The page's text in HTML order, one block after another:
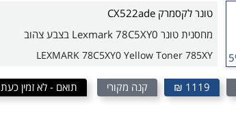
טונר לקסמרק CX522ade
מחסנית טונר Lexmark 78C5XY0 בצבע צהוב
LEXMARK 78C5XY0 Yellow Toner 785XY
1119 ₪ קנה מקורי תואם - לא זמין כעת